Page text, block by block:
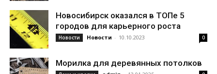
Новосибирск оказался в ТОПе 5
городов для карьерного роста
Новости Новости - 10.10.2023 0
Морилка для деревянных потолков